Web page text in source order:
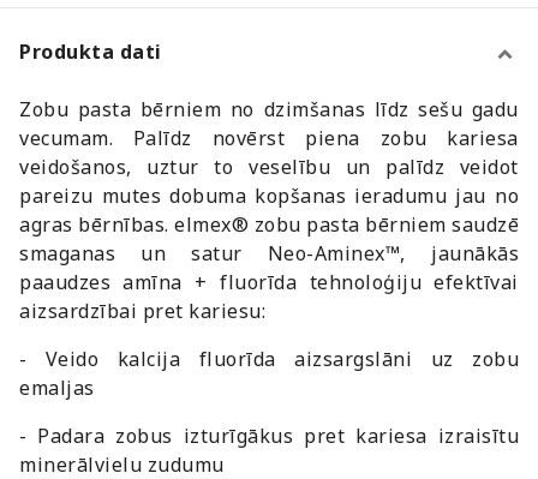
Produkta dati
Zobu pasta bērniem no dzimšanas līdz sešu gadu
vecumam. Palīdz novērst piena zobu kariesa
veidošanos, uztur to veselību un palīdz veidot
pareizu mutes dobuma kopšanas ieradumu jau no
agras bērnības. elmex® zobu pasta bērniem saudzē
smaganas un satur Neo-Aminex™, jaunākās
paaudzes amīna + fluorīda tehnoloģiju efektīvai
aizsardzībai pret kariesu:
- Veido kalcija fluorīda aizsargslāni uz zobu
emaljas
- Padara zobus izturīgākus pret kariesa izraisītu
minerālvielu zudumu